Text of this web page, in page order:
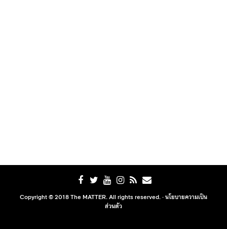
Copyright © 2018 The MATTER. All rights reserved. ·นโยบายความเป็น
ส่วนตัว